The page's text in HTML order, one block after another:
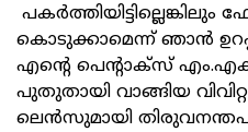
പകർത്തിയിട്ടില്ലെങ്കിലും
കൊടുക്കാമെന്ന് ഞാൻ
എന്‍റെ പെന്‍റാക്സ്
പുതുതായി വാങ്ങിയ
ലെൻസുമായി